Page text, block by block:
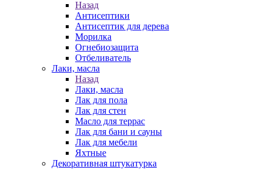
Назад
Антисептики
Антисептик для дерева
Морилка
Огнебиозащита
Отбеливатель
Лаки, масла
Назад
Лаки, масла
Лак для пола
Лак для стен
Масло для террас
Лак для бани и сауны
Лак для мебели
Яхтные
Декоративная штукатурка